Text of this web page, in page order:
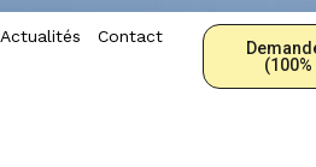
Actualités Contact